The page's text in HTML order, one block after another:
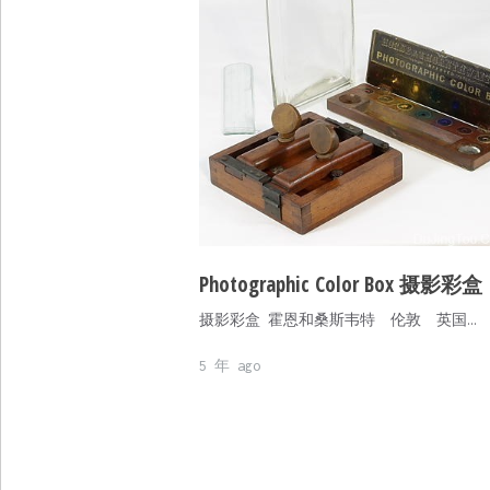
Photographic Color Box 摄影彩盒
摄影彩盒 霍恩和桑斯韦特 伦敦 英国…
5 年 ago